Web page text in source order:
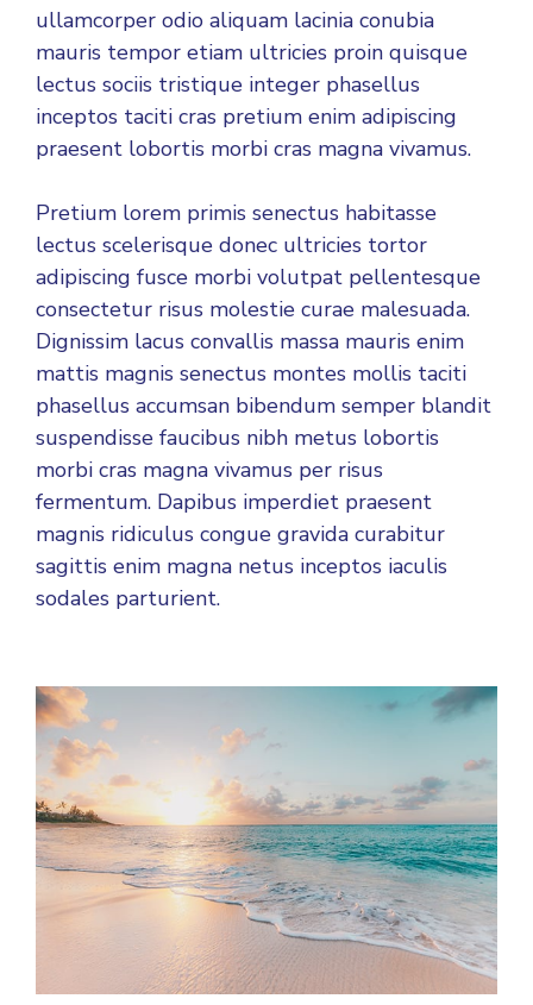
ullamcorper odio aliquam lacinia conubia
mauris tempor etiam ultricies proin quisque
lectus sociis tristique integer phasellus
inceptos taciti cras pretium enim adipiscing
praesent lobortis morbi cras magna vivamus.
Pretium lorem primis senectus habitasse
lectus scelerisque donec ultricies tortor
adipiscing fusce morbi volutpat pellentesque
consectetur risus molestie curae malesuada.
Dignissim lacus convallis massa mauris enim
mattis magnis senectus montes mollis taciti
phasellus accumsan bibendum semper blandit
suspendisse faucibus nibh metus lobortis
morbi cras magna vivamus per risus
fermentum. Dapibus imperdiet praesent
magnis ridiculus congue gravida curabitur
sagittis enim magna netus inceptos iaculis
sodales parturient.